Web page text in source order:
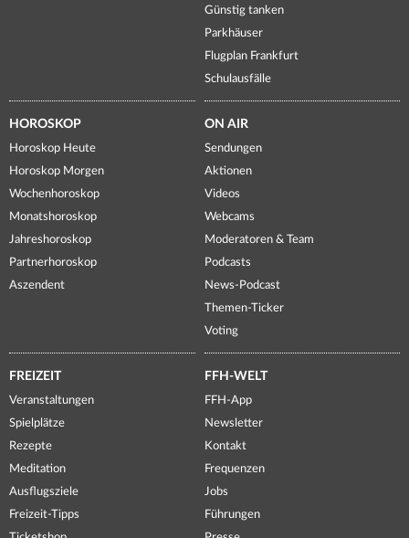
Günstig tanken
Parkhäuser
Flugplan Frankfurt
Schulausfälle
HOROSKOP
Horoskop Heute
Horoskop Morgen
Wochenhoroskop
Monatshoroskop
Jahreshoroskop
Partnerhoroskop
Aszendent
ON AIR
Sendungen
Aktionen
Videos
Webcams
Moderatoren & Team
Podcasts
News-Podcast
Themen-Ticker
Voting
FREIZEIT
Veranstaltungen
Spielplätze
Rezepte
Meditation
Ausflugsziele
Freizeit-Tipps
FFH-WELT
FFH-App
Newsletter
Kontakt
Frequenzen
Jobs
Führungen